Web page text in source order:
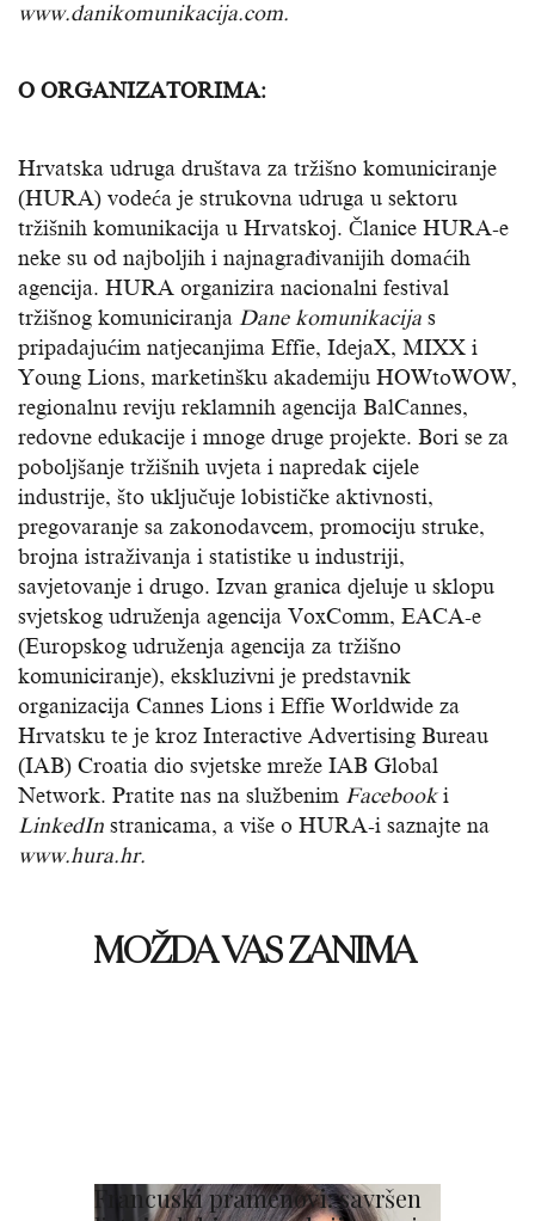
www.danikomunikacija.com.
O ORGANIZATORIMA:
Hrvatska udruga društava za tržišno komuniciranje
(HURA) vodeća je strukovna udruga u sektoru
tržišnih komunikacija u Hrvatskoj. Članice HURA-e
neke su od najboljih i najnagrađivanijih domaćih
agencija. HURA organizira nacionalni festival
tržišnog komuniciranja Dane komunikacija s
pripadajućim natjecanjima Effie, IdejaX, MIXX i
Young Lions, marketinšku akademiju HOWtoWOW,
regionalnu reviju reklamnih agencija BalCannes,
redovne edukacije i mnoge druge projekte. Bori se za
poboljšanje tržišnih uvjeta i napredak cijele
industrije, što uključuje lobističke aktivnosti,
pregovaranje sa zakonodavcem, promociju struke,
brojna istraživanja i statistike u industriji,
savjetovanje i drugo. Izvan granica djeluje u sklopu
svjetskog udruženja agencija VoxComm, EACA-e
(Europskog udruženja agencija za tržišno
komuniciranje), ekskluzivni je predstavnik
organizacija Cannes Lions i Effie Worldwide za
Hrvatsku te je kroz Interactive Advertising Bureau
(IAB) Croatia dio svjetske mreže IAB Global
Network. Pratite nas na službenim Facebooki
LinkedIn stranicama, a više o HURA-i saznajte na
www.hura.hr.
MOŽDA VAS ZANIMA
Francuski pramenovi: savršen